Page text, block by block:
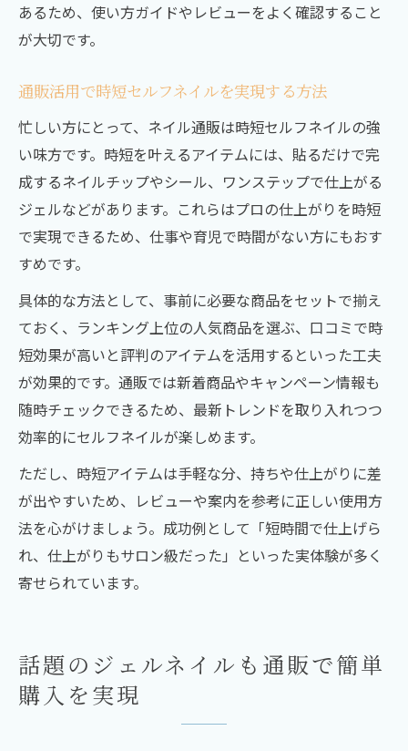
あるため、使い方ガイドやレビューをよく確認すること
が大切です。
通販活用で時短セルフネイルを実現する方法
忙しい方にとって、ネイル通販は時短セルフネイルの強
い味方です。時短を叶えるアイテムには、貼るだけで完
成するネイルチップやシール、ワンステップで仕上がる
ジェルなどがあります。これらはプロの仕上がりを時短
で実現できるため、仕事や育児で時間がない方にもおす
すめです。
具体的な方法として、事前に必要な商品をセットで揃え
ておく、ランキング上位の人気商品を選ぶ、口コミで時
短効果が高いと評判のアイテムを活用するといった工夫
が効果的です。通販では新着商品やキャンペーン情報も
随時チェックできるため、最新トレンドを取り入れつつ
効率的にセルフネイルが楽しめます。
ただし、時短アイテムは手軽な分、持ちや仕上がりに差
が出やすいため、レビューや案内を参考に正しい使用方
法を心がけましょう。成功例として「短時間で仕上げら
れ、仕上がりもサロン級だった」といった実体験が多く
寄せられています。
話題のジェルネイルも通販で簡単
購入を実現